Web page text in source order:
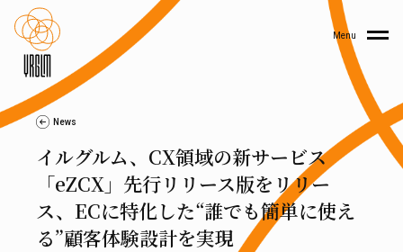
Menu
News
イルグルム、CX領域の新サービス
「eZCX」先行リリース版をリリー
ス、ECに特化した“誰でも簡単に使え
る”顧客体験設計を実現